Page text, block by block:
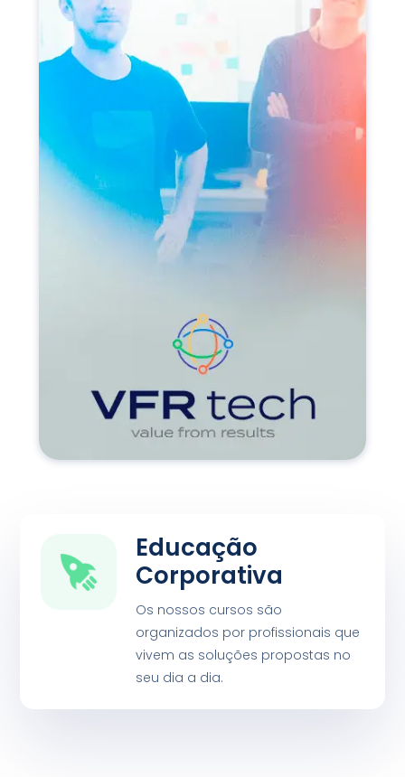
Educação
Corporativa
Os nossos cursos são
organizados por profissionais que
vivem as soluções propostas no
seu dia a dia.